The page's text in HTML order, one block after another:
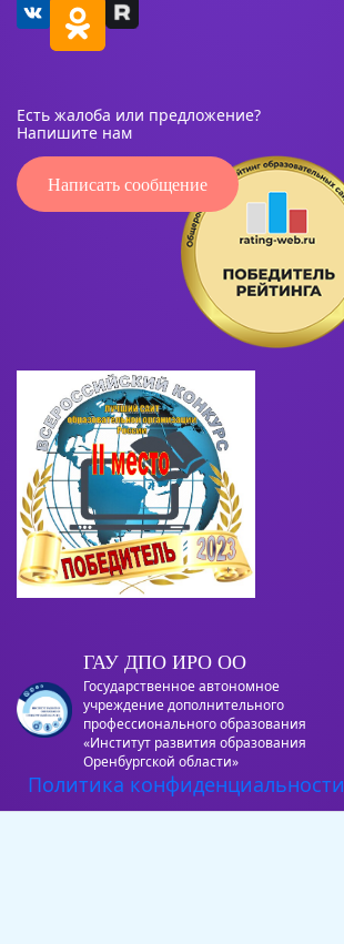
Есть жалоба или предложение?
Напишите нам
Написать сообщение
ГАУ ДПО ИРО ОО
Государственное автономное
учреждение дополнительного
профессионального образования
«Институт развития образования
Оренбургской области»
Политика конфиденциальности